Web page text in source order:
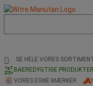
og
søgehistorik
SE HELE VORES
BAEREDYGTIGE PRODUKTER
VORES EGNE MÆRKER